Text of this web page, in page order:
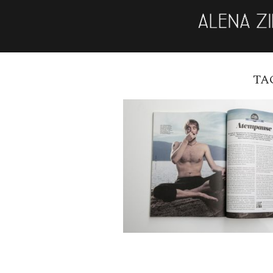
ARTIKEL ÜBER
LINDER IM YOGA
READ MORE →